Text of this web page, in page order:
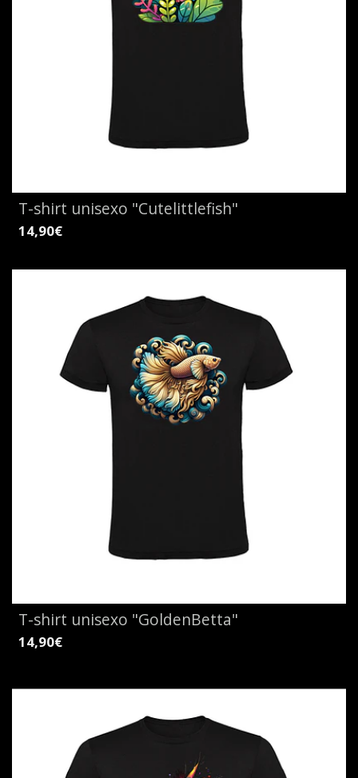
T-shirt unisexo "Cutelittlefish"
14,90€
T-shirt unisexo "GoldenBetta"
14,90€